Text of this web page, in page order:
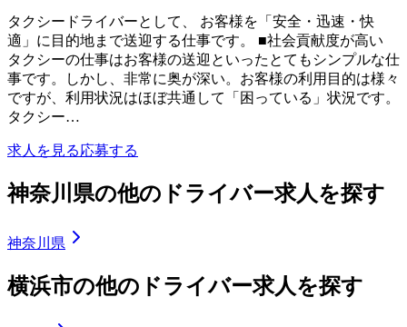
タクシードライバーとして、 お客様を「安全・迅速・快
適」に目的地まで送迎する仕事です。 ■社会貢献度が高い
タクシーの仕事はお客様の送迎といったとてもシンプルな仕
事です。しかし、非常に奥が深い。お客様の利用目的は様々
ですが、利用状況はほぼ共通して「困っている」状況です。
タクシー…
求人を見る応募する
神奈川県の他のドライバー求人を探す
神奈川県
横浜市の他のドライバー求人を探す